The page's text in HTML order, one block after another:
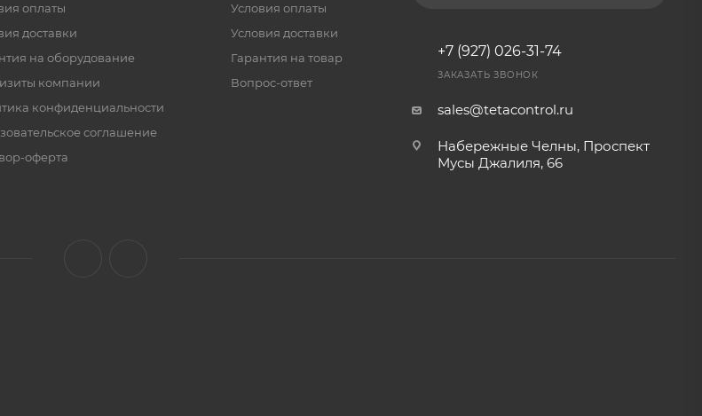
оплаты
доставки
на оборудование
компании
конфиденциальности
соглашение
оферта
Условия оплаты
Условия доставки
Гарантия на товар
Вопрос-ответ
+7 (927) 026-31-74
ЗАКАЗАТЬ ЗВОНОК
sales@tetacontrol.ru
Набережные Челны, Проспект
Мусы Джалиля, 66